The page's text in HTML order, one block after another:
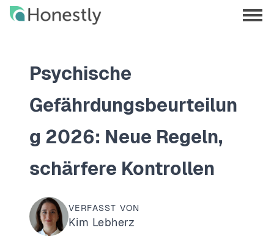
Skip
Skip
menu
Psychische
Gefährdungsbeurteilun
g 2026: Neue Regeln,
schärfere Kontrollen
VERFASST VON
Kim Lebherz